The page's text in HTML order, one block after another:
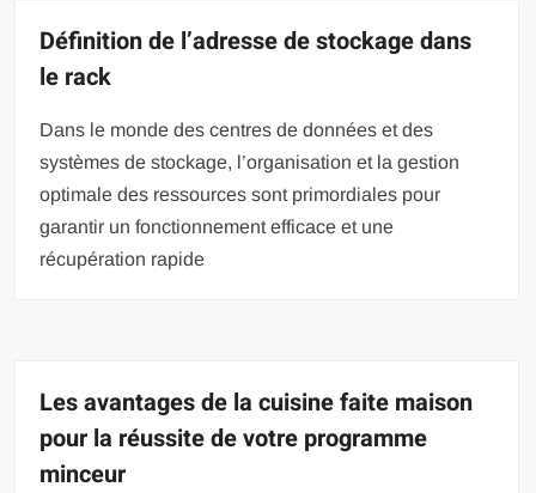
Définition de l’adresse de stockage dans
le rack
Dans le monde des centres de données et des
systèmes de stockage, l’organisation et la gestion
optimale des ressources sont primordiales pour
garantir un fonctionnement efficace et une
récupération rapide
Les avantages de la cuisine faite maison
pour la réussite de votre programme
minceur